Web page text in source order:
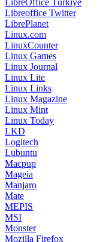
Libreoffice Twitter
LibrePlanet
Linux.com
LinuxCounter
Linux Games
Linux Journal
Linux Lite
Linux Links
Linux Magazine
Linux Mint
Linux Today
LKD
Logitech
Lubuntu
Macpup
Mageia
Manjaro
Mate
MEPIS
MSI
Monster
Mozilla Firefox